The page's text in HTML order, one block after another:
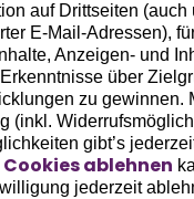
auf Drittseiten (auch
E-Mail-Adressen),
Anzeigen- und
über
zu gewinnen.
(inkl.
gibt’s
Cookies ablehnen
jederzeit